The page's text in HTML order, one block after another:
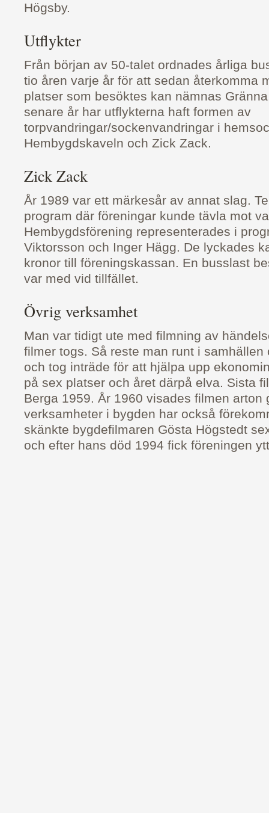
Högsby.
Utflykter
Från början av 50-talet ordnades årliga
tio åren varje år för att sedan återkomma
platser som besöktes kan nämnas
senare år har utflykterna haft formen av
torpvandringar/sockenvandringar i
Hembygdskaveln och Zick Zack.
Zick Zack
År 1989 var ett märkesår av annat slag.
program där föreningar kunde tävla mot
Hembygdsförening representerades i
Viktorsson och Inger Hägg. De lyckades
kronor till föreningskassan. En busslast
var med vid tillfället.
Övrig verksamhet
Man var tidigt ute med filmning av
filmer togs. Så reste man runt i
och tog inträde för att hjälpa upp
på sex platser och året därpå elva. Sista
Berga 1959. År 1960 visades filmen arton
verksamheter i bygden har också
skänkte bygdefilmaren Gösta Högstedt
och efter hans död 1994 fick föreningen